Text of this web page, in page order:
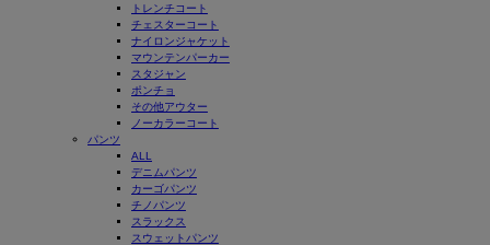
トレンチコート
チェスターコート
ナイロンジャケット
マウンテンパーカー
スタジャン
ポンチョ
その他アウター
ノーカラーコート
パンツ
ALL
デニムパンツ
カーゴパンツ
チノパンツ
スラックス
スウェットパンツ